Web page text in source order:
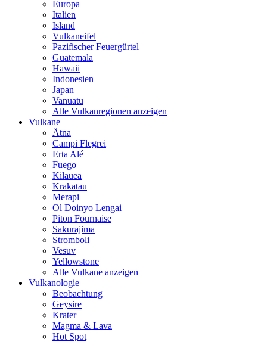
Europa
Italien
Island
Vulkaneifel
Pazifischer Feuergürtel
Guatemala
Hawaii
Indonesien
Japan
Vanuatu
Alle Vulkanregionen anzeigen
Vulkane
Ätna
Campi Flegrei
Erta Alé
Fuego
Kilauea
Krakatau
Merapi
Ol Doinyo Lengai
Piton Fournaise
Sakurajima
Stromboli
Vesuv
Yellowstone
Alle Vulkane anzeigen
Vulkanologie
Beobachtung
Geysire
Krater
Magma & Lava
Hot Spot